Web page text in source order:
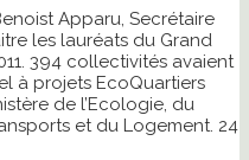
Apparu, Secrétaire
les lauréats du Grand
394 collectivités avaient
à projets EcoQuartiers
de l’Ecologie, du
et du Logement. 24